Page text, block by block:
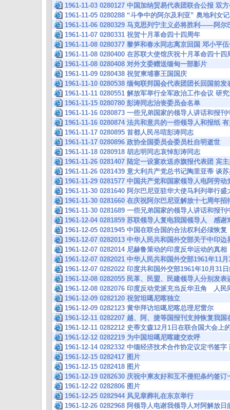
1961-11-03 0280127 中国加纳贸易代表团联合公报 双
1961-11-05 0280288 “斗争中的阿尔及利亚” 奥地利女
1961-11-06 0280329 马克思列宁主义必将胜利——阿尔
1961-11-07 0280331 祝贺十月革命四十四周年
1961-11-08 0280377 黎笋和春水同志离京回国 邓小平
1961-11-08 0280400 在苏联大使馆庆祝十月革命四十
1961-11-08 0280408 对外文委赠送缅甸一部影片
1961-11-09 0280438 祝贺柬埔寨王国国庆
1961-11-10 0280538 缅甸联邦国会代表团团长回国前
1961-11-11 0280551 解放军举行全军政治工作会议 研
1961-11-15 0280780 彭涛同志治丧委员会名单
1961-11-16 0280873 一些兄弟国家的领导人讲话和报
1961-11-16 0280874 法共和意共的一些领导人和报纸
1961-11-17 0280895 首都人民吊唁彭涛同志
1961-11-17 0280896 政协全国委员会委员杜自明逝世
1961-11-18 0280918 胡志明同志哀悼彭涛同志
1961-11-26 0281407 陆定一设宴欢送赤旗报代表团 宾
1961-11-26 0281439 意大利共产党总书记陶里亚蒂 谈
1961-11-29 0281577 中国共产党和国家领导人电阿劳
1961-11-30 0281640 阿尔巴尼亚驻华大使马利列举行
1961-11-30 0281660 在庆祝阿尔巴尼亚解放十七周年招
1961-11-30 0281689 一些兄弟国家的领导人讲话和报
1961-12-04 0281859 苏联领导人复电我国领导人 感谢
1961-12-05 0281945 中国在联合国的合法权利必须恢复
1961-12-07 0282013 中华人民共和国外交部关于中印边
1961-12-07 0282014 尼赫鲁策动的印度反华运动的真相
1961-12-07 0282021 中华人民共和国外交部1961年11
1961-12-07 0282022 印度共和国外交部1961年10月31
1961-12-08 0282055 民革、民盟、民建领导人分别发
1961-12-08 0282076 印度反动党派充当反华丑角 人民
1961-12-09 0282120 祝贺坦噶尼喀独立
1961-12-09 0282123 黄华拜访坦噶尼喀总理尼雷尔
1961-12-11 0282207 越、阿、捷等国报刊支持恢复我
1961-12-11 0282212 史蒂文森12月1日在联合国大会上
1961-12-12 0282219 为中国坦噶尼喀建交欢呼
1961-12-14 0282332 中缅经济技术合作协定议定书签
1961-12-15 0282417 图片
1961-12-15 0282418 图片
1961-12-19 0282630 庆祝中柬友好和互不侵犯条约签
1961-12-22 0282806 图片
1961-12-25 0282944 风见章葬礼在东京举行
1961-12-26 0282968 阿领导人电谢我领导人对阿解放